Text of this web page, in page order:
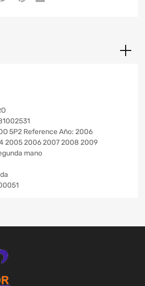
5P2 Reference Año: 2006
2005 2006 2007 2008 2009
mano